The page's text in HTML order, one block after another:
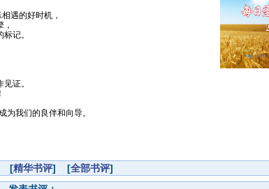
遇的好时机，
记。
证。
为我们的良伴和向导。
] [精华书评] [全部书评]